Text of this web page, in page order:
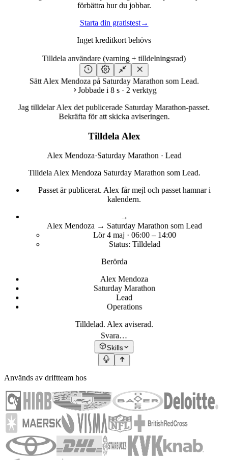
förbättra hur du jobbar.
Starta din gratistest→
Inget kreditkort behövs
Tilldela användare (varning + tilldelningsrad)
Sätt Alex Mendoza på Saturday Marathon som Lead.
Jobbade i 8 s · 2 verktyg
Jag tilldelar Alex det publicerade Saturday Marathon-passet.
Bekräfta för att skicka aviseringen.
Tilldela Alex
Alex Mendoza·Saturday Marathon · Lead
Tilldela Alex Mendoza Saturday Marathon som Lead.
Passet är publicerat. Alex får mejl och passet hamnar i
kalendern.
→
Alex Mendoza → Saturday Marathon som Lead
Lör 4 maj · 06:00 – 14:00
Status: Tilldelad
Berörda
Alex Mendoza
Saturday Marathon
Lead
Operations
Tilldelad. Alex aviserad.
Svara…
Skills
Används av driftteam hos